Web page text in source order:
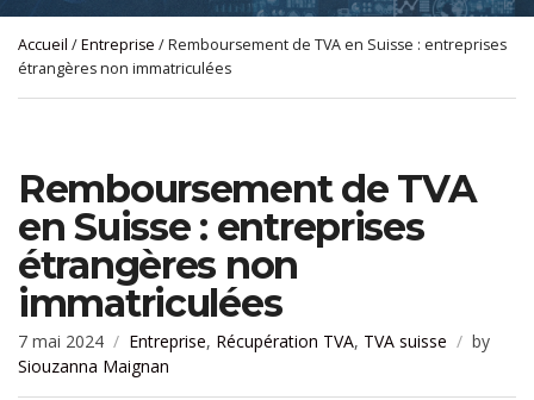
Accueil /Entreprise / Remboursement de TVA en Suisse : entreprises
étrangères non immatriculées
Remboursement de TVA
en Suisse : entreprises
étrangères non
immatriculées
7 mai 2024 Entreprise, Récupération TVA, TVA suisse
by
Siouzanna Maignan